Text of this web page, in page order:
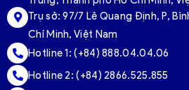
Trụ sở:97/7 Lê Quang Định, P,
Chí Minh, Việt Nam
Hotline 1:(+84) 888.04.04.06
Hotline 2:(+84) 2866.525.855